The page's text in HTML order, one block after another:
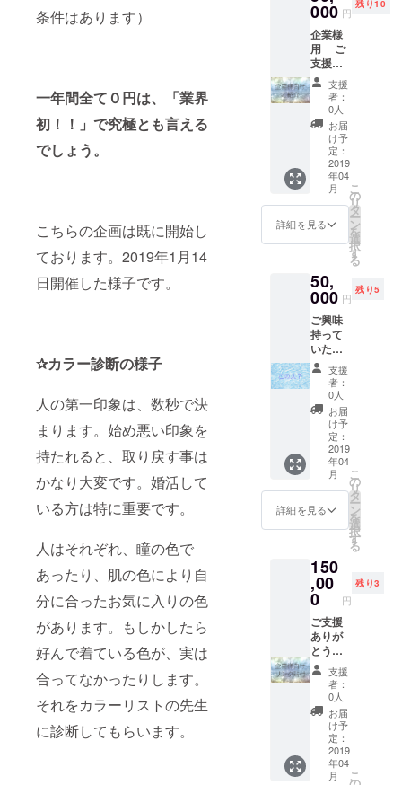
条件はあります）
一年間全て０円は、「業界
初！！」で究極とも言える
でしょう。
こちらの企画は既に開始し
ております。2019年1月14
日開催した様子です。
✰カラー診断の様子
人の第一印象は、数秒で決
まります。始め悪い印象を
持たれると、取り戻す事は
かなり大変です。婚活して
いる方は特に重要です。
人はそれぞれ、瞳の色で
あったり、肌の色により自
分に合ったお気に入りの色
があります。もしかしたら
好んで着ている色が、実は
合ってなかったりします。
それをカラーリストの先生
に診断してもらいます。
すぐ必
要でな
くて
も、
キャン
ペーン
期間中
でした
らいつ
でもご
相談く
ださ
い。 ※
キャン
期間中
とは、
ト終了
後１年
間とな
りま
す。 ※
法に違
反する
ような
文章、
お写真
はご使
用出来
ませ
ん。
可能 ■
持ち込
みお写
真可能
■データ
（PNG
）＋印
刷物300
枚送料
無料で
お渡し
致しま
す。 ※
私はイ
ベント
でのフ
自分で
作って
います
が、プ
ロでは
ありま
せんが
店舗様
や周り
の方に
頼まれ
て作成
するこ
ともあ
りま
記に掲
載した
で宜し
けれ
ば、感
謝の気
持ちを
込めて
良いも
のを作
成致し
ますの
で、ご
理解の
程よろ
しくお
願い致
私が１
日(８時
間）付
き添っ
て、作
り方、
編集の
仕方を
レク
チャー
してそ
の日に
完成さ
せま
す。 ※
こちら
西圏の
みにな
りま
す。 ※
私は日
頃、自
分のイ
ベント
等のＬ
Ｐ（ラ
ンディ
ング
ペー
ジ）を
何十
ページ
と作成
ロでは
ありま
せんが
一緒に
作成し
ていき
ましょ
う。 ※
プロ
ジェク
ト本文
内に、
作成し
たＬＰ
のリン
000 円
残り10
企業様
用 ご
支援あ
りがと
うござ
いま
す。 今
回の
キャン
ペーン
に関わ
る応募
者、成
婚者に
スポン
サー様
御社の
ご紹介
をキャ
ンペー
ン期間
中致し
ます。
※資料等
ありま
したら
送付願
いま
す。応
募者、
成婚者
にチラ
シをお
キャン
ペーン
期間中
とは、
プロ
ジェク
ト終了
後１年
間とな
りま
す。 ※
同業者
様はご
遠慮く
ださ
い。
支援
者：
0人
お届
け予
定：
2019
年04
月
詳細を見る
こ
の
リ
タ
ー
ン
を
選
択
す
る
50,
000 円
残り5
ご興味
持って
いただ
きあり
がとう
ござい
ます。
一体こ
の人は
何を考
えてる
んだ！
特別な
もの特
にない
ただの
ではあ
ります
が、こ
んな感
じで私
にご興
味持た
れた
方、一
緒にラ
ンチし
たり飲
みま
しょ
う。 １
対１で
支援
者：
0人
お届
け予
定：
2019
年04
月
詳細を見る
こ
の
リ
タ
ー
ン
を
選
択
す
る
150
,00
0 円
残り3
ご支援
ありが
とうご
ざいま
す。 今
回の
キャン
ペーン
に関わ
る応募
者、成
婚者に
支援
者：
0人
お届
け予
定：
2019
年04
月
こ